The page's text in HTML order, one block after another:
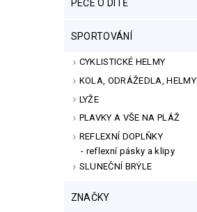
PÉČE O DÍTĚ
SPORTOVÁNÍ
CYKLISTICKÉ HELMY
KOLA, ODRÁŽEDLA, HELMY
LYŽE
PLAVKY A VŠE NA PLÁŽ
REFLEXNÍ DOPLŇKY
reflexní pásky a klipy
SLUNEČNÍ BRÝLE
ZNAČKY